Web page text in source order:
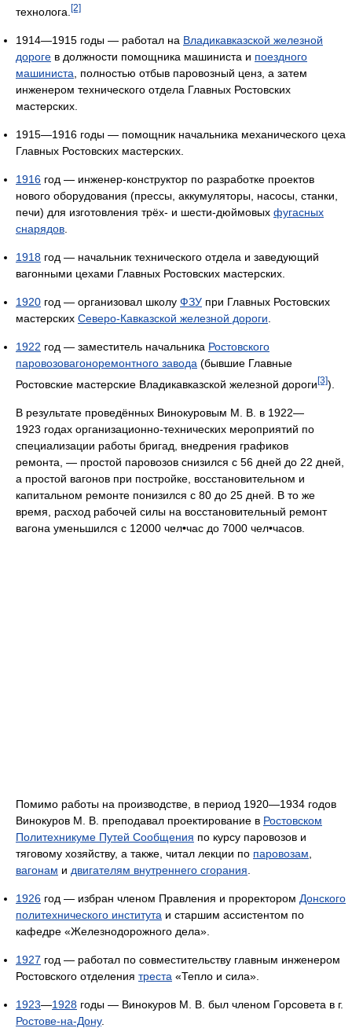
технолога. [2]
1914—1915 годы — работал на Владикавказской железной
дороге в должности помощника машиниста и поездного
машиниста , полностью отбыв паровозный ценз, а затем
инженером технического отдела Главных Ростовских
мастерских.
1915—1916 годы — помощник начальника механического цеха
Главных Ростовских мастерских.
1916 год — инженер-конструктор по разработке проектов
нового оборудования (прессы, аккумуляторы, насосы, станки,
печи) для изготовления трёх- и шести-дюймовых фугасных
снарядов
1918 год — начальник технического отдела и заведующий
вагонными цехами Главных Ростовских мастерских.
1920 год — организовал школу ФЗУ при Главных Ростовских
мастерских Северо-Кавказской железной дороги
1922 год — заместитель начальника Ростовского
паровозовагоноремонтного завода (бывшие Главные
Ростовские мастерские Владикавказской железной дороги[3]).
В результате проведённых Винокуровым М. В. в 1922—
1923 годах организационно-технических мероприятий по
специализации работы бригад, внедрения графиков
ремонта, — простой паровозов снизился с 56 дней до 22 дней,
а простой вагонов при постройке, восстановительном и
капитальном ремонте понизился с 80 до 25 дней. В то же
время, расход рабочей силы на восстановительный ремонт
вагона уменьшился с 12000 чел•час до 7000 чел•часов.
Помимо работы на производстве, в период 1920—1934 годов
Винокуров М. В. преподавал проектирование в Ростовском
Политехникуме Путей Сообщения по курсу паровозов и
тяговому хозяйству, а также, читал лекции по паровозам
вагонам и двигателям внутреннего сгорания
1926 год — избран членом Правления и проректором Донского
политехнического института и старшим ассистентом по
кафедре «Железнодорожного дела».
1927 год — работал по совместительству главным инженером
Ростовского отделения треста «Тепло и сила».
1923—1928 годы — Винокуров М. В. был членом Горсовета в г.
Ростове-на-Дону.